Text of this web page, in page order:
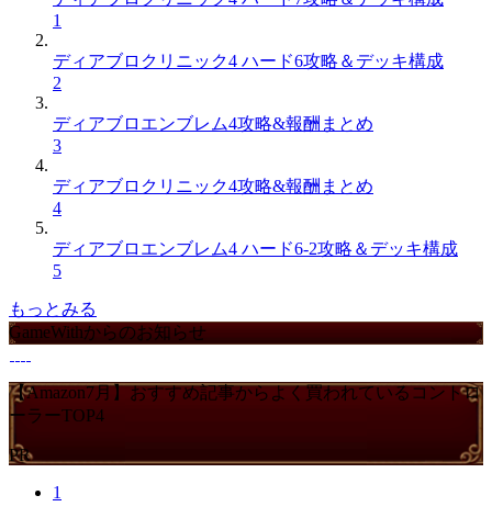
1
ディアブロクリニック4 ハード6攻略＆デッキ構成
2
ディアブロエンブレム4攻略&報酬まとめ
3
ディアブロクリニック4攻略&報酬まとめ
4
ディアブロエンブレム4 ハード6-2攻略＆デッキ構成
5
もっとみる
GameWithからのお知らせ
【Amazon7月】おすすめ記事からよく買われているコントロ
ーラーTOP4
PR
1